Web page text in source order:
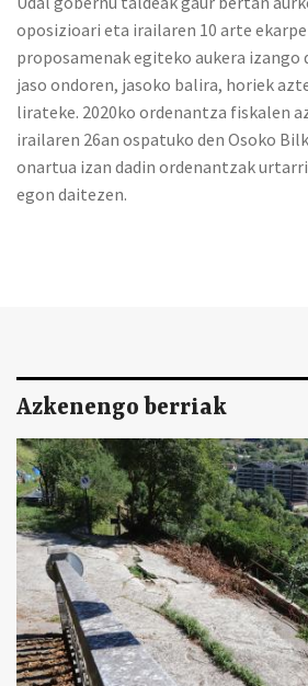
oposizioari eta irailaren 10 arte
proposamenak egiteko aukera izango
jaso ondoren, jasoko balira, horiek
lirateke. 2020ko ordenantza fiskalen
irailaren 26an ospatuko den Osoko
onartua izan dadin ordenantzak
egon daitezen.
Azkenengo berriak